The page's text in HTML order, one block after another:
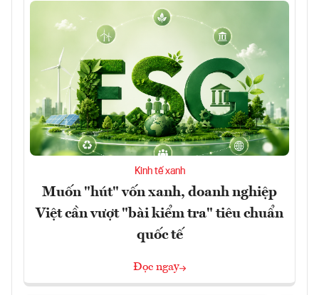
Kinh tế xanh
Muốn "hút" vốn xanh, doanh nghiệp
Việt cần vượt "bài kiểm tra" tiêu chuẩn
quốc tế
Đọc ngay